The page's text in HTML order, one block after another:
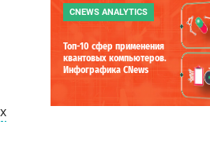
CNEWS ANALYTICS
Топ-10 сфер применения
квантовых компьютеров.
Инфографика CNews